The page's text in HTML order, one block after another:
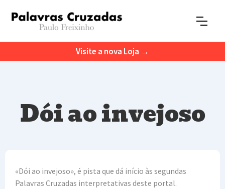
Visite a nova Loja →
Dói ao invejoso
«Dói ao invejoso», é pista que dá início às segundas
Palavras Cruzadas interpretativas deste portal.